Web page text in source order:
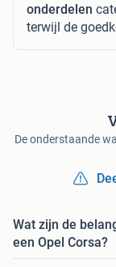
onderdelen
terwijl de
De onderstaande
Wat zijn de
een Opel Corsa?